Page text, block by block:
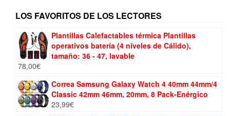
LOS FAVORITOS DE LOS LECTORES
Plantillas Calefactables térmica Plantillas
operativos batería (4 niveles de Cálido),
tamaño: 36 - 47, lavable
78,00€
Correa Samsung Galaxy Watch 4 40mm 44mm/4
Classic 42mm 46mm, 20mm, 8 Pack-Enérgico
23,99€